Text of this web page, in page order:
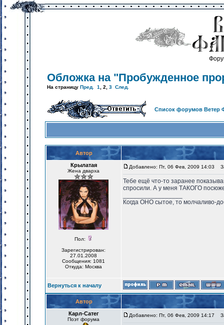
Обложка на "Пробужденное
На страницу Пред. 1 2 3 След.
Список форумов Ветер
Автор
Крылатая
Жена дварха
Пол:
Зарегистрирован:
27.01.2008
Сообщения: 1081
Откуда: Москва
Добавлено: Пт, 06 Фев, 2009 14:03
Тебе ещё что-то заранее
спросили. А у меня ТАКОГО
Когда ОНО сытое, то молчаливо-
Вернуться к началу
Автор
Карл-Сатег
Поэт форума
Добавлено: Пт, 06 Фев, 2009 14:17